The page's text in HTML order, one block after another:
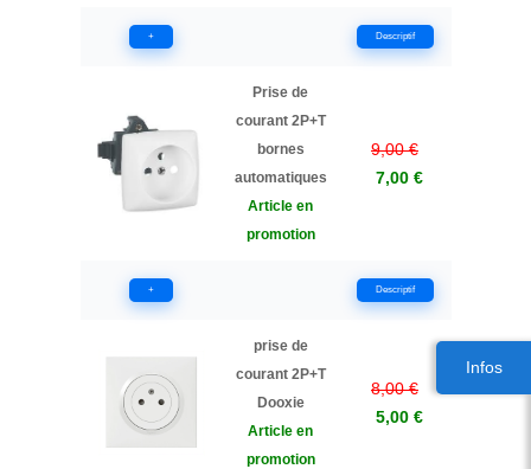
Infos
+ Descriptif
Prise de
courant 2P+T
bornes
automatiques
Article en
promotion
9,00 €
7,00 €
+ Descriptif
prise de
courant 2P+T
Dooxie
Article en
promotion
8,00 €
5,00 €